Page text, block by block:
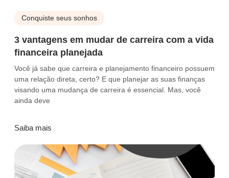
Conquiste seus sonhos
3 vantagens em mudar de carreira com a vida
financeira planejada
Você já sabe que carreira e planejamento financeiro possuem
uma relação direta, certo? E que planejar as suas finanças
visando uma mudança de carreira é essencial. Mas, você
ainda deve
Saiba mais